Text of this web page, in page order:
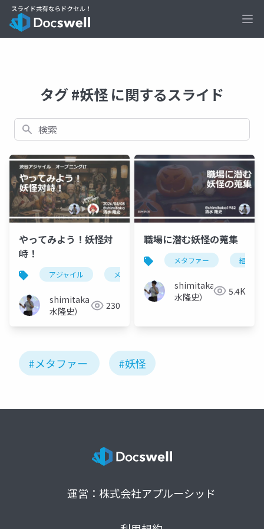
タグ #妖怪 に関するスライド
検索
やってみよう！妖怪対
峙！
アジャイル メタファー
shimitaka（清
水隆史）
230
職場に潜む妖怪の蒐集
メタファー 組織課
shimitaka（清
水隆史）
5.4K
#メタファー #妖怪
運営：株式会社アプルーシッド